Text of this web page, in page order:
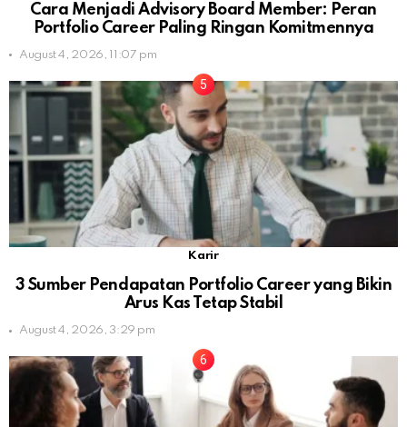
Cara Menjadi Advisory Board Member: Peran
Portfolio Career Paling Ringan Komitmennya
August 4, 2026, 11:07 pm
Karir
3 Sumber Pendapatan Portfolio Career yang Bikin
Arus Kas Tetap Stabil
August 4, 2026, 3:29 pm